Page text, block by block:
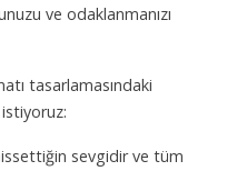
ve odaklanmanızı
tasarlamasındaki
sevgidir ve tüm